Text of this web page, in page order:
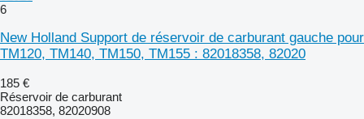
6
New Holland Support de réservoir de carburant gauche pour
TM120, TM140, TM150, TM155 : 82018358, 82020
185 €
Réservoir de carburant
82018358, 82020908